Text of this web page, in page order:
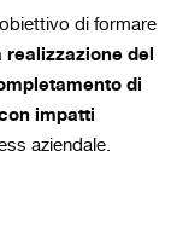
di formare
del
di
impatti
aziendale.